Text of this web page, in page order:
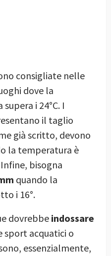
consigliate nelle
dove la
i 24°C. I
il taglio
già scritto, devono
la temperatura è
Infine, bisogna
quando la
i 16°.
dovrebbe indossare
sport acquatici o
essenzialmente,